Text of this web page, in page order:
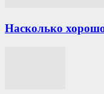
Насколько